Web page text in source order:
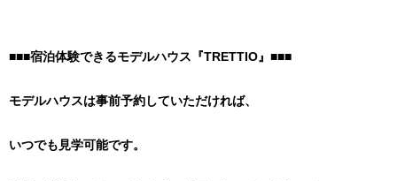
■■■宿泊体験できるモデルハウス『TRETTIO』■■■
モデルハウスは事前予約していただければ、
いつでも見学可能です。